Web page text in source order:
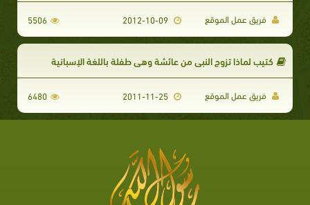
فريق عمل الموقع 5506
كتيب لماذا تزوج النبي من عائشة وهي طفلة باللغة الإسبانية
فريق عمل الموقع 6480